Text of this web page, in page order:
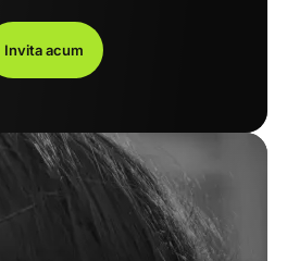
Invita acum